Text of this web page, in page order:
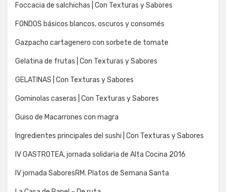
Foccacia de salchichas | Con Texturas y Sabores
FONDOS básicos blancos, oscuros y consomés
Gazpacho cartagenero con sorbete de tomate
Gelatina de frutas | Con Texturas y Sabores
GELATINAS | Con Texturas y Sabores
Gominolas caseras | Con Texturas y Sabores
Guiso de Macarrones con magra
Ingredientes principales del sushi | Con Texturas y Sabores
IV GASTROTEA, jornada solidaria de Alta Cocina 2016
IV jornada SaboresRM. Platos de Semana Santa